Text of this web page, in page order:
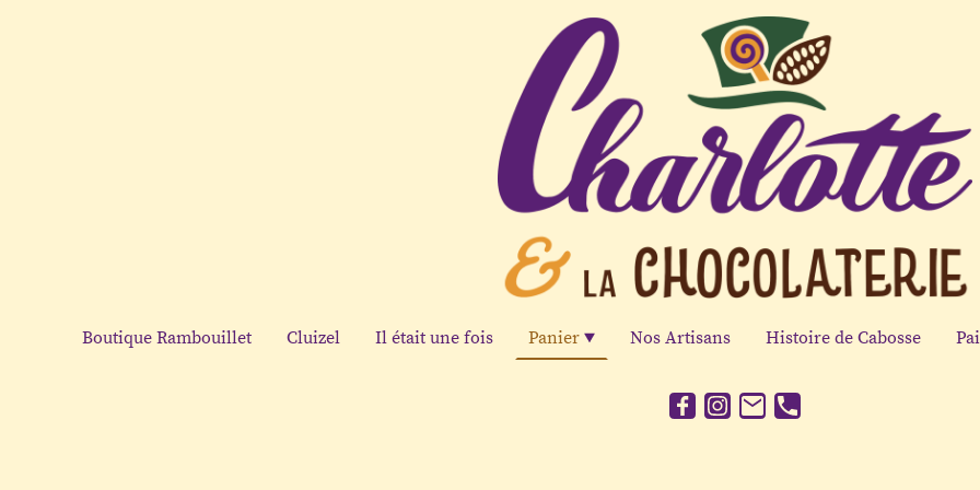
Boutique Rambouillet Cluizel Il était une fois Panier Nos Artisans Histoire de Cabosse